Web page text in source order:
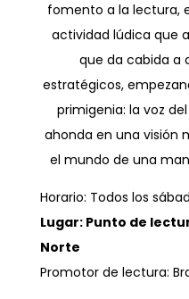
fomento a la lectura,
actividad lúdica que
que da cabida a
estratégicos,
primigenia: la voz
ahonda en una visión
el mundo de una
Horario: Todos los
Lugar: Punto de
Norte
Promotor de lectura: